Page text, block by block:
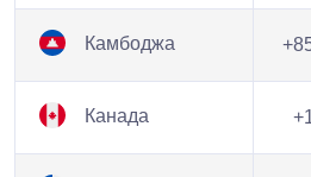
Камбоджа
Канада